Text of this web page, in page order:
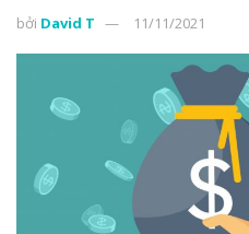
bởi David T 11/11/2021